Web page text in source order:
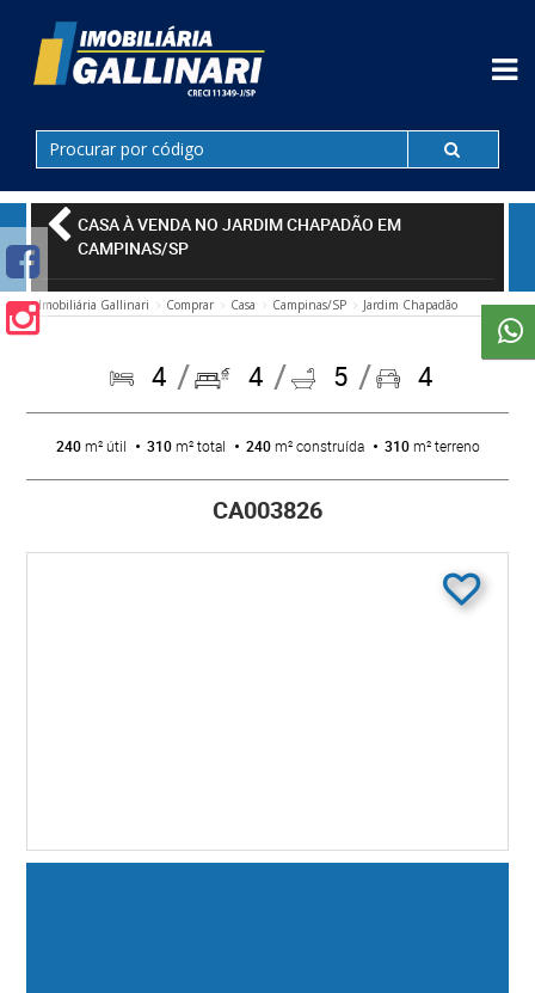
CASA À VENDA NO JARDIM CHAPADÃO EM
CAMPINAS/SP
Imobiliária Gallinari Comprar Casa Campinas/SP Jardim Chapadão
4 4 5 4
240m² útil 310m² total 240m² construída 310m² terreno
CA003826